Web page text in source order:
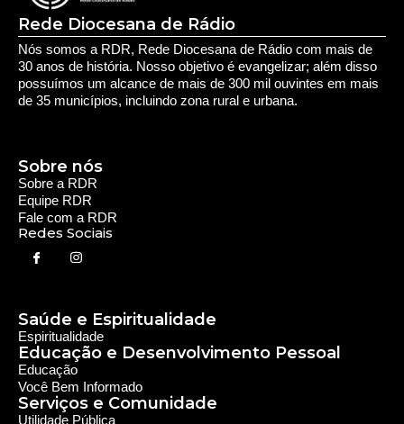
Saúde e Espiritualidade
Espiritualidade
Educação e Desenvolvimento Pessoal
Serviços e Comunidade
Utilidade Pública
Oportunidade
Segurança
Cultura e Entretenimento
Política e Economia
Notícias Regionais
Política
As Últimas da Região
Caiapônia e Região
Iporá e Região
SLMB e Região